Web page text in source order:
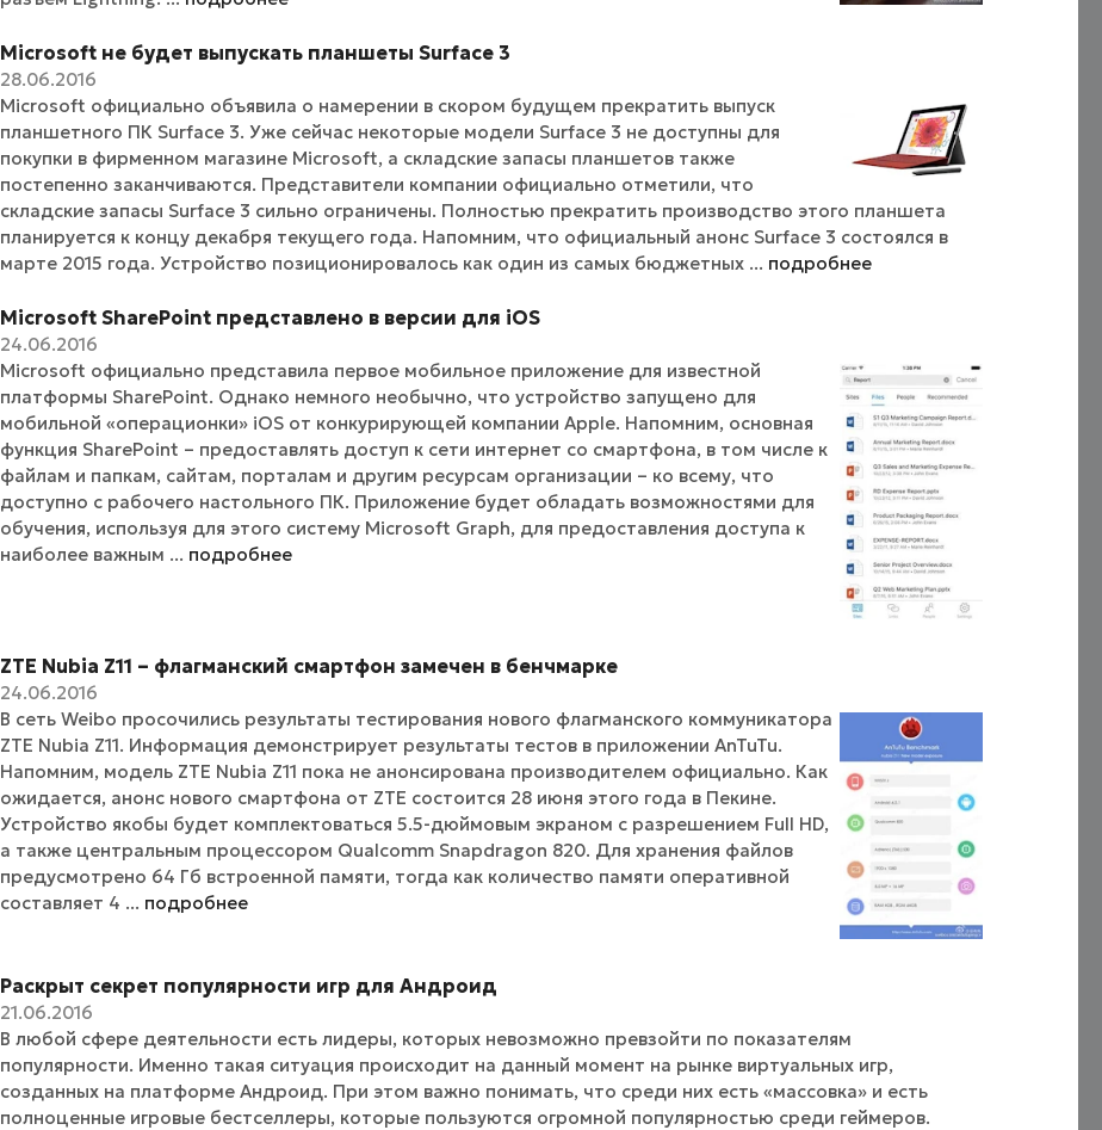
Microsoft не будет выпускать планшеты Surface 3
28.06.2016
Microsoft официально объявила о намерении в скором будущем прекратить выпуск
планшетного ПК Surface 3. Уже сейчас некоторые модели Surface 3 не доступны для
покупки в фирменном магазине Microsoft, а складские запасы планшетов также
постепенно заканчиваются. Представители компании официально отметили, что
складские запасы Surface 3 сильно ограничены. Полностью прекратить производство этого планшета
планируется к концу декабря текущего года. Напомним, что официальный анонс Surface 3 состоялся в
марте 2015 года. Устройство позиционировалось как один из самых бюджетных ... подробнее
Microsoft SharePoint представлено в версии для iOS
24.06.2016
Microsoft официально представила первое мобильное приложение для известной
платформы SharePoint. Однако немного необычно, что устройство запущено для
мобильной «операционки» iOS от конкурирующей компании Apple. Напомним, основная
функция SharePoint – предоставлять доступ к сети интернет со смартфона, в том числе к
файлам и папкам, сайтам, порталам и другим ресурсам организации – ко всему, что
доступно с рабочего настольного ПК. Приложение будет обладать возможностями для
обучения, используя для этого систему Microsoft Graph, для предоставления доступа к
наиболее важным ... подробнее
ZTE Nubia Z11 – флагманский смартфон замечен в бенчмарке
24.06.2016
В сеть Weibo просочились результаты тестирования нового флагманского коммуникатора
ZTE Nubia Z11. Информация демонстрирует результаты тестов в приложении AnTuTu.
Напомним, модель ZTE Nubia Z11 пока не анонсирована производителем официально. Как
ожидается, анонс нового смартфона от ZTE состоится 28 июня этого года в Пекине.
Устройство якобы будет комплектоваться 5.5-дюймовым экраном с разрешением Full HD,
а также центральным процессором Qualcomm Snapdragon 820. Для хранения файлов
предусмотрено 64 Гб встроенной памяти, тогда как количество памяти оперативной
составляет 4 ... подробнее
Раскрыт секрет популярности игр для Андроид
21.06.2016
В любой сфере деятельности есть лидеры, которых невозможно превзойти по показателям
популярности. Именно такая ситуация происходит на данный момент на рынке виртуальных игр,
созданных на платформе Андроид. При этом важно понимать, что среди них есть «массовка» и есть
полноценные игровые бестселлеры, которые пользуются огромной популярностью среди геймеров.